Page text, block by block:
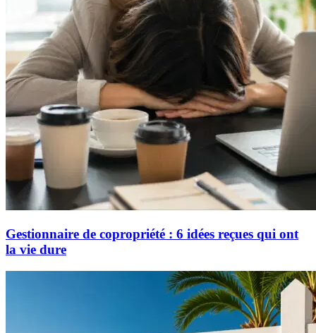
Gestionnaire de copropriété : 6 idées reçues qui ont
la vie dure